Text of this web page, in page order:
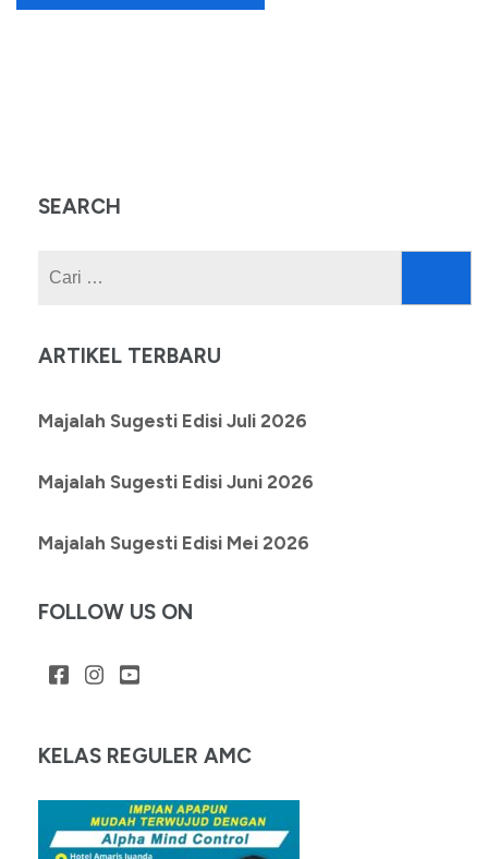
SEARCH
ARTIKEL TERBARU
Majalah Sugesti Edisi Juli 2026
Majalah Sugesti Edisi Juni 2026
Majalah Sugesti Edisi Mei 2026
FOLLOW US ON
KELAS REGULER AMC